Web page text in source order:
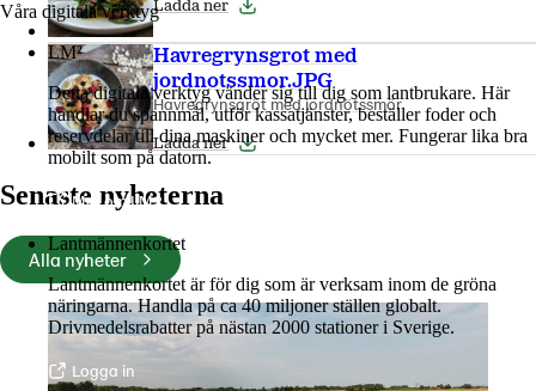
Våra digitala verktyg
LM²
Detta digitala verktyg vänder sig till dig som lantbrukare. Här
handlar du spannmål, utför kassatjänster, beställer foder och
reservdelar till dina maskiner och mycket mer. Fungerar lika bra
mobilt som på datorn.
Mer om LM2
Lantmännenkortet
Lantmännenkortet är för dig som är verksam inom de gröna
näringarna. Handla på ca 40 miljoner ställen globalt.
Drivmedelsrabatter på nästan 2000 stationer i Sverige.
Logga in
Ladda ner
Havregrynsgrot med
jordnotssmor.JPG
Havregrynsgröt med jordnötssmör
Ladda ner
Senaste nyheterna
Alla nyheter